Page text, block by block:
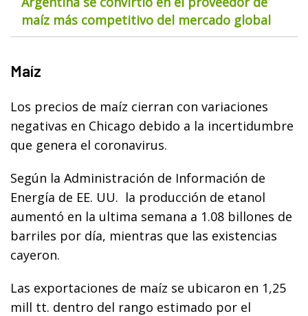
maíz más competitivo del mercado global
Maíz
Los precios de maíz cierran con variaciones
negativas en Chicago debido a la incertidumbre
que genera el coronavirus.
Según la Administración de Información de
Energía de EE. UU. la producción de etanol
aumentó en la ultima semana a 1.08 billones de
barriles por día, mientras que las existencias
cayeron.
Las exportaciones de maíz se ubicaron en 1,25
mill tt. dentro del rango estimado por el